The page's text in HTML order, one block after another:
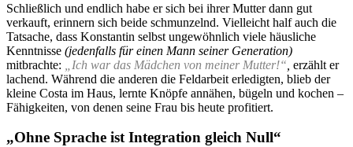
Schließlich und endlich habe er sich bei ihrer Mutter dann gut
verkauft, erinnern sich beide schmunzelnd. Vielleicht half auch die
Tatsache, dass Konstantin selbst ungewöhnlich viele häusliche
Kenntnisse (jedenfalls für einen Mann seiner Generation)
mitbrachte:
„Ich war das Mädchen von meiner Mutter!“ erzählt er
lachend. Während die anderen die Feldarbeit erledigten, blieb der
kleine Costa im Haus, lernte Knöpfe annähen, bügeln und kochen –
Fähigkeiten, von denen seine Frau bis heute profitiert.
„Ohne Sprache ist Integration gleich Null“